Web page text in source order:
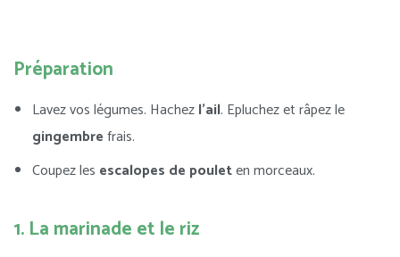
Préparation
Lavez vos légumes. Hachezl’ail. Epluchez et râpez le
gingembrefrais.
Coupez les escalopes de pouleten morceaux.
1. La marinade et le riz